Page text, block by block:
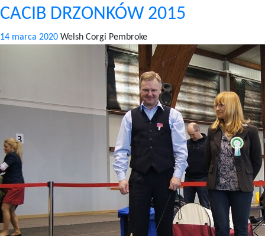
ZABRZE
CACIB DRZONKÓW 2015
14 marca 2020 Welsh Corgi Pembroke